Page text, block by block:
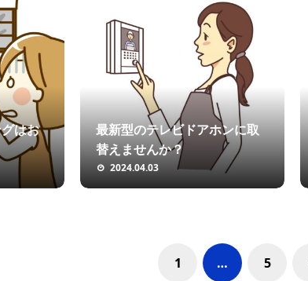
はお
最新型のテレビドアホンに取
替えませんか？
2024.04.03
1 … 5